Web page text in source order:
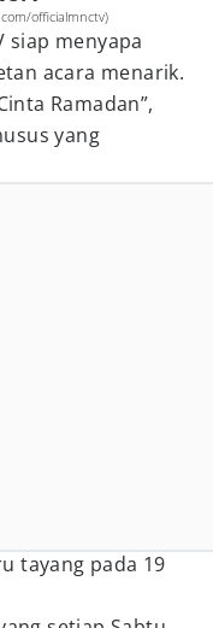
officialmnctv)
siap menyapa
acara menarik.
Ramadan”,
yang
tayang pada 19